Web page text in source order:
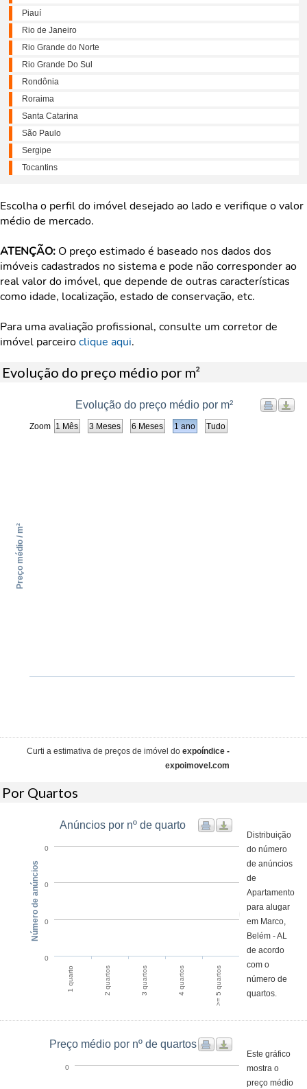
Piauí
Rio de Janeiro
Rio Grande do Norte
Rio Grande Do Sul
Rondônia
Roraima
Santa Catarina
São Paulo
Sergipe
Tocantins
Escolha o perfil do imóvel desejado ao lado e verifique o valor
médio de mercado.
ATENÇÃO: O preço estimado é baseado nos dados dos
imóveis cadastrados no sistema e pode não corresponder ao
real valor do imóvel, que depende de outras características
como idade, localização, estado de conservação, etc.
Para uma avaliação profissional, consulte um corretor de
imóvel parceiroclique aqui.
Evolução do preço médio por m²
Zoom
Evolução do preço médio por m²
Preço médio / m²
1 Mês 3 Meses 6 Meses 1 ano Tudo
Curti a estimativa de preços de imóvel do expoíndice -
expoimovel.com
Por Quartos
Anúncios por nº de quarto
1 quarto 2 quartos 3 quartos 4 quartos >= 5 quartos
0
0
0
0
Número de anúncios
Distribuição
do número
de anúncios
de
Apartamento
para alugar
em Marco,
Belém - AL
de acordo
com o
número de
quartos.
Preço médio por nº de quartos
0
Este gráfico
mostra o
preço médio